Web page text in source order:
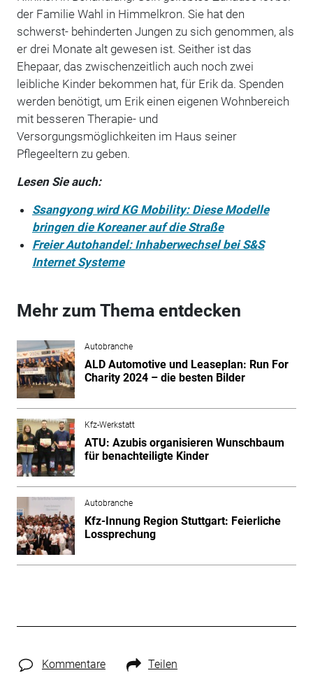
der Familie Wahl in Himmelkron. Sie hat den
schwerst- behinderten Jungen zu sich genommen, als
er drei Monate alt gewesen ist. Seither ist das
Ehepaar, das zwischenzeitlich auch noch zwei
leibliche Kinder bekommen hat, für Erik da. Spenden
werden benötigt, um Erik einen eigenen Wohnbereich
mit besseren Therapie- und
Versorgungsmöglichkeiten im Haus seiner
Pflegeeltern zu geben.
Lesen Sie auch:
Ssangyong wird KG Mobility: Diese Modelle
bringen die Koreaner auf die Straße
Freier Autohandel: Inhaberwechsel bei S&S
Internet Systeme
Mehr zum Thema entdecken
Autobranche
ALD Automotive und Leaseplan: Run For
Charity 2024 – die besten Bilder
Kfz-Werkstatt
ATU: Azubis organisieren Wunschbaum
für benachteiligte Kinder
Autobranche
Kfz-Innung Region Stuttgart: Feierliche
Lossprechung
Kommentare Teilen